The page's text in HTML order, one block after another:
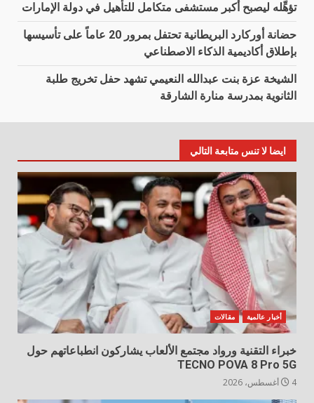
تؤهِّله ليصبح أكبر مستشفى متكامل للتأهيل في دولة الإمارات
حضانة أوركارد البريطانية تحتفل بمرور 20 عاماً على تأسيسها
بإطلاق أكاديمية الذكاء الاصطناعي
الشيخة عزة بنت عبدالله النعيمي تشهد حفل تخريج طلبة
الثانوية بمدرسة منارة الشارقة
ايضا لا تنس متابعة التالي
أخبار عالمية مقالات
خبراء التقنية ورواد مجتمع الألعاب يشاركون انطباعاتهم حول
TECNO POVA 8 Pro 5G
4 أغسطس، 2026